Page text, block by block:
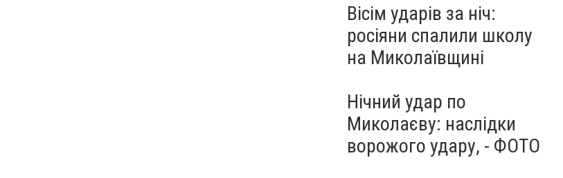
Вісім ударів за ніч:
росіяни спалили школу
на Миколаївщині
Нічний удар по
Миколаєву: наслідки
ворожого удару, - ФОТО